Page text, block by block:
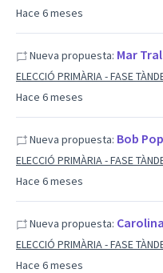
Hace 6 meses
Hace 6 meses
Nueva propuesta: Mar
ELECCIÓ PRIMÀRIA - FASE
Hace 6 meses
Nueva propuesta: Bob
ELECCIÓ PRIMÀRIA - FASE
Hace 6 meses
Nueva propuesta:
ELECCIÓ PRIMÀRIA - FASE